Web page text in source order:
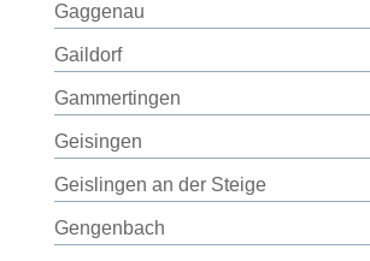
Gaggenau
Gaildorf
Gammertingen
Geisingen
Geislingen an der Steige
Gengenbach